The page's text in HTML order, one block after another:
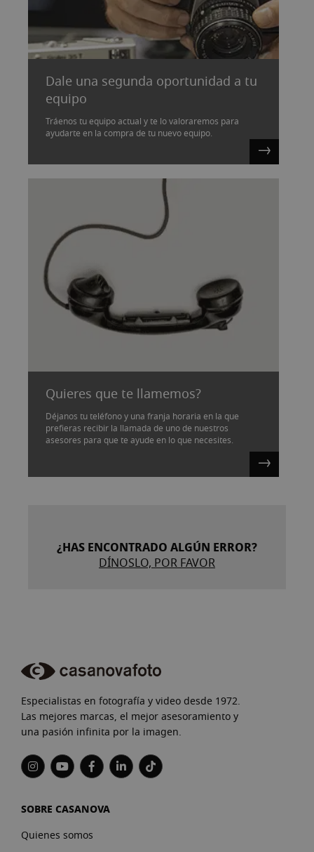
Dale una segunda oportunidad a tu
equipo
Tráenos tu equipo actual y te lo valoraremos para
ayudarte en la compra de tu nuevo equipo.
Quieres que te llamemos?
Déjanos tu teléfono y una franja horaria en la que
prefieras recibir la llamada de uno de nuestros
asesores para que te ayude en lo que necesites.
¿HAS ENCONTRADO ALGÚN ERROR?
DÍNOSLO, POR FAVOR
Especialistas en fotografía y video desde 1972.
Las mejores marcas, el mejor asesoramiento y
una pasión infinita por la imagen.
SOBRE CASANOVA
Quienes somos